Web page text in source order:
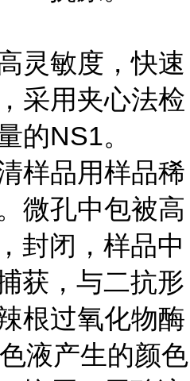
灵敏度，快速
采用夹心法检
的NS1。
样品用样品稀
微孔中包被高
封闭，样品中
获，与二抗形
根过氧化物酶
液产生的颜色